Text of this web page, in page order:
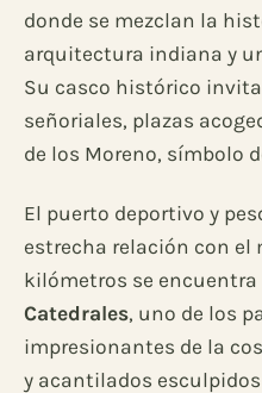
donde se mezclan la
arquitectura indiana y
Su casco histórico
señoriales, plazas
de los Moreno, símbolo
El puerto deportivo y
estrecha relación con el
kilómetros se encuentra
Catedrales, uno de los
impresionantes de la
y acantilados